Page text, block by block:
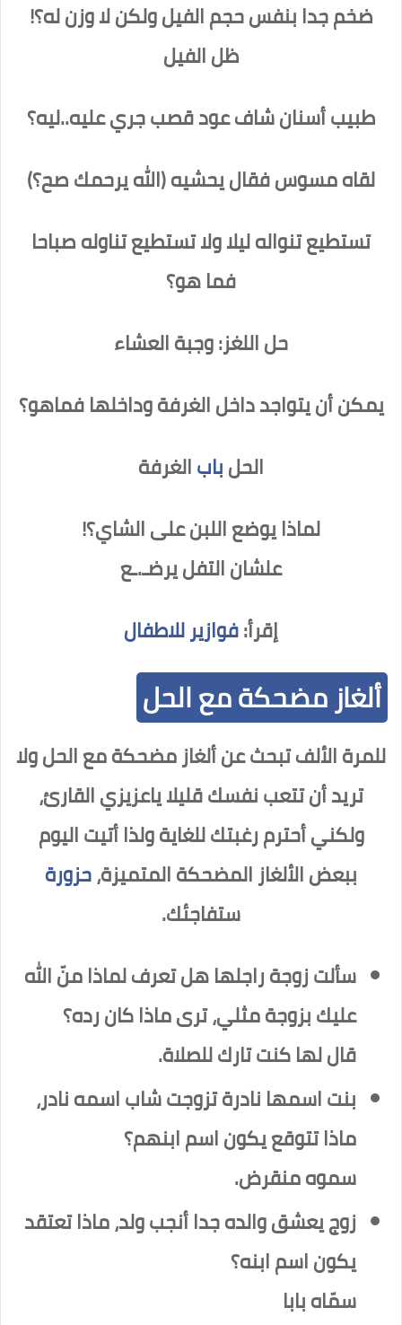
ضخم جدا بنفس حجم الفيل ولكن لا وزن له؟!
ظل الفيل
طبيب أسنان شاف عود قصب جري عليه..ليه؟
لقاه مسوس فقال يحشيه (الله يرحمك صح؟)
تستطيع تنواله ليلا ولا تستطيع تناوله صباحا
فما هو؟
حل اللغز: وجبة العشاء
يمكن أن يتواجد داخل الغرفة وداخلها فماهو؟
الحلبابالغرفة
لماذا يوضع اللبن على الشاي؟!
علشان التفل يرضـ.ـع
إقرأ:فوازير للاطفال
ألغاز مضحكة مع الحل
للمرة الألف تبحث عن ألغاز مضحكة مع الحل ولا
تريد أن تتعب نفسك قليلا ياعزيزي القارئ،
ولكني أحترم رغبتك للغاية ولذا أتيت اليوم
ببعض الألغاز المضحكة المتميزة،حزورة
ستفاجئك.
سألت زوجة راجلها هل تعرف لماذا منّ الله
عليك بزوجة مثلي، ترى ماذا كان رده؟
قال لها كنت تارك للصلاة.
بنت اسمها نادرة تزوجت شاب اسمه نادر،
ماذا تتوقع يكون اسم ابنهم؟
سموه منقرض.
زوج يعشق والده جدا أنجب ولد، ماذا تعتقد
يكون اسم ابنه؟
سمّاه بابا